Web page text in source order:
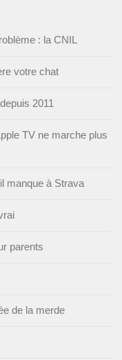
: la CNIL
votre chat
2011
TV ne marche plus
manque à Strava
parents
de la merde